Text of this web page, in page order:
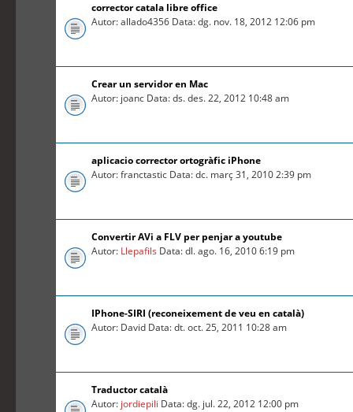
corrector catala libre office
Autor: allado4356 Data: dg. nov. 18, 2012 12:06 pm
Crear un servidor en Mac
Autor: joanc Data: ds. des. 22, 2012 10:48 am
aplicacio corrector ortogràfic iPhone
Autor: franctastic Data: dc. març 31, 2010 2:39 pm
Convertir AVi a FLV per penjar a youtube
Autor: Llepafils Data: dl. ago. 16, 2010 6:19 pm
IPhone-SIRI (reconeixement de veu en català)
Autor: David Data: dt. oct. 25, 2011 10:28 am
Traductor català
Autor: jordiepili Data: dg. jul. 22, 2012 12:00 pm